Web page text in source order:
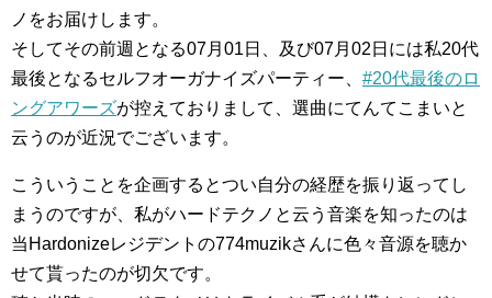
ノをお届けします。
そしてその前週となる07月01日、及び07月02日には私20代
最後となるセルフオーガナイズパーティー、 #20代最後のロ
ングアワーズが控えておりまして、選曲にてんてこまいと
云うのが近況でございます。
こういうことを企画するとつい自分の経歴を振り返ってし
まうのですが、私がハードテクノと云う音楽を知ったのは
当Hardonizeレジデントの774muzikさんに色々音源を聴か
せて貰ったのが切欠です。